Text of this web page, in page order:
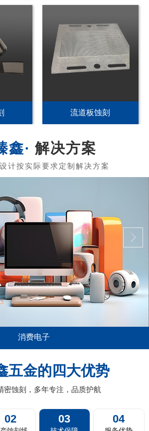
黄铜发热膜蚀刻
解决方案
，电视机及投影
，剃须刀剃须网
薄0.01mm或以上
料带蚀刻，卷对
五金的四大优势
密蚀刻，多年专注，品质护航
02 03 04